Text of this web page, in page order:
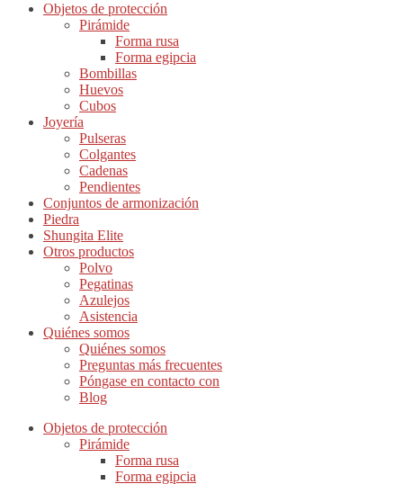
Objetos de protección
Pirámide
Forma rusa
Forma egipcia
Bombillas
Huevos
Cubos
Joyería
Pulseras
Colgantes
Cadenas
Pendientes
Conjuntos de armonización
Piedra
Shungita Elite
Otros productos
Polvo
Pegatinas
Azulejos
Asistencia
Quiénes somos
Quiénes somos
Preguntas más frecuentes
Póngase en contacto con
Blog
Objetos de protección
Pirámide
Forma rusa
Forma egipcia